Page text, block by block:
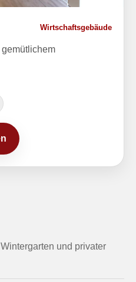
Wirtschaftsgebäude
und privater